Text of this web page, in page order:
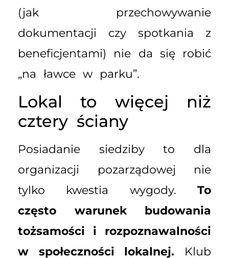
(jak przechowywanie
dokumentacji czy spotkania z
beneficjentami) nie da się robić
„na ławce w parku”.
Lokal to więcej niż
cztery ściany
Posiadanie siedziby to dla
organizacji pozarządowej nie
tylko kwestia wygody. To
często warunek budowania
tożsamości i rozpoznawalności
w społeczności lokalnej. Klub